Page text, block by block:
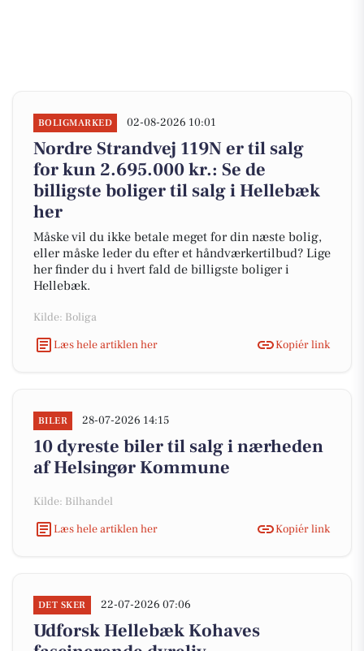
BOLIGMARKED 02-08-2026 10:01
Nordre Strandvej 119N er til salg
for kun 2.695.000 kr.: Se de
billigste boliger til salg i Hellebæk
her
Måske vil du ikke betale meget for din næste bolig,
eller måske leder du efter et håndværkertilbud? Lige
her finder du i hvert fald de billigste boliger i
Hellebæk.
Kilde: Boliga
Læs hele artiklen her
Kopiér link
BILER 28-07-2026 14:15
10 dyreste biler til salg i nærheden
af Helsingør Kommune
Kilde: Bilhandel
Læs hele artiklen her
Kopiér link
DET SKER 22-07-2026 07:06
Udforsk Hellebæk Kohaves